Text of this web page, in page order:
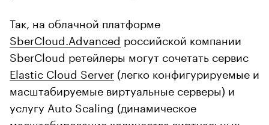
Так, на облачной платформе
SberСloud.Advanced российской компании
SberCloud ретейлеры могут сочетать сервис
Elastic Cloud Server (легко конфигурируемые и
масштабируемые виртуальные серверы) и
услугу Auto Scaling (динамическое